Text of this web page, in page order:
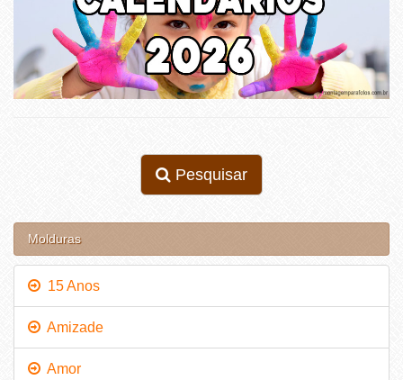
Pesquisar
Molduras
15 Anos
Amizade
Amor